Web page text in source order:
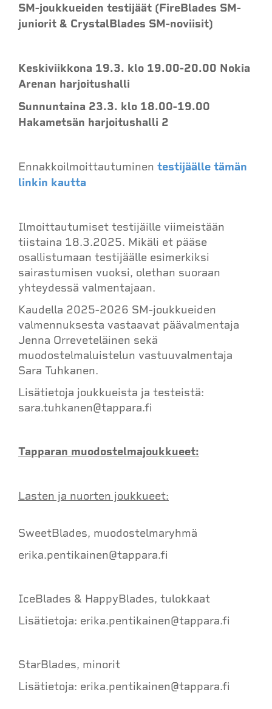
SM-joukkueiden testijäät (FireBlades SM-
juniorit & CrystalBlades SM-noviisit)
Keskiviikkona 19.3. klo 19.00-20.00 Nokia
Arenan harjoitushalli
Sunnuntaina 23.3. klo 18.00-19.00
Hakametsän harjoitushalli 2
Ennakkoilmoittautuminen testijäälle tämän
linkin kautta
Ilmoittautumiset testijäille viimeistään
tiistaina 18.3.2025. Mikäli et pääse
osallistumaan testijäälle esimerkiksi
sairastumisen vuoksi, olethan suoraan
yhteydessä valmentajaan.
Kaudella 2025-2026 SM-joukkueiden
valmennuksesta vastaavat päävalmentaja
Jenna Orreveteläinen sekä
muodostelmaluistelun vastuuvalmentaja
Sara Tuhkanen.
Lisätietoja joukkueista ja testeistä:
sara.tuhkanen@tappara.fi
Tapparan muodostelmajoukkueet:
Lasten ja nuorten joukkueet:
SweetBlades, muodostelmaryhmä
erika.pentikainen@tappara.fi
IceBlades & HappyBlades, tulokkaat
Lisätietoja: erika.pentikainen@tappara.fi
StarBlades, minorit
Lisätietoja: erika.pentikainen@tappara.fi